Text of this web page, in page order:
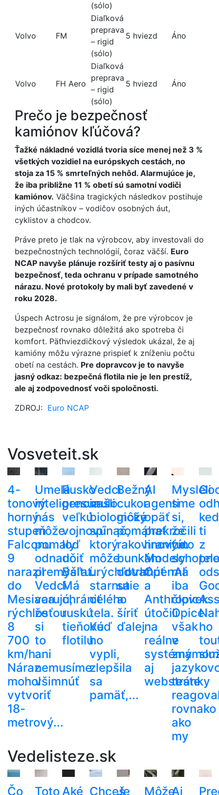
(sólo)
Volvo FM
Diaľková
preprava
– rigid
(sólo)
5 hviezd Áno
Volvo FH Aero
Diaľková
preprava
– rigid
(sólo)
5 hviezd Áno
Prečo je bezpečnosť
kamiónov kľúčová?
Ťažké nákladné vozidlá tvoria síce menej než 3 %
všetkých vozidiel na európskych cestách, no
stoja za 15 % smrteľných nehôd. Alarmujúce je,
že iba približne 11 % obetí sú samotní vodiči
kamiónov. Väčšina tragických následkov postihuje
iných účastníkov – vodičov osobných áut,
cyklistov a chodcov.
Práve preto je tlak na výrobcov, aby investovali do
bezpečnostných technológií, čoraz väčší. Euro
NCAP navyše plánuje rozšíriť testy aj o pasívnu
bezpečnosť, teda ochranu v prípade samotného
nárazu. Nové protokoly by mali byť zavedené v
roku 2028.
Úspech Actrosu je signálom, že pre výrobcov je
bezpečnosť rovnako dôležitá ako spotreba či
komfort. Päťhviezdičkový výsledok ukázal, že aj
kamióny môžu výrazne prispieť k zníženiu počtu
obetí na cestách. Pre dopravcov je to navyše
jasný odkaz: bezpečná flotila nie je len prestíž,
ale aj zodpovednosť voči spoločnosti.
ZDROJ: Euro NCAP
Vosveteit.sk
4-
tonový
horný
stupeň
Falconu
9
narazil
do
Mesiaca
rýchlosťou
8
700
km/h.
Náraz
mohol
vytvoriť
18-
metrový...
Umelá
inteligencia
nás
môže
pomaly
odnaučiť
premýšľať.
Vedci
varujú,
že
si
to
ani
nemusíme
všimnúť
Rusko
presunulo
veľkú
vojnovú
loď
do
Baltu.
Má
chrániť
ruskú
tieňovú
flotilu
Vedci
našli
biologický
spínač,
ktorý
môže
urýchľovať
starnutie
celého
tela.
Keď
ho
vypli,
zlepšila
sa
pamäť,...
Bežný
cukor
môže
pomáhať
rakovinovým
bunkám
odtrhnúť
sa
a
šíriť
ďalej
AI
agenti
opäť
prekročili
hranice.
Modely
OpenAI
a
Anthropic
útočili
na
reálne
systémy
aj
webstránky
Mysleli
sme
si,
že
túto
má
iba
človek.
Opice
však
v
známom
teste
rovnako
ako
my
ti
z
ho
Vedelisteze.sk
Čo
TotoAké Chceš
Je
MôžeAj